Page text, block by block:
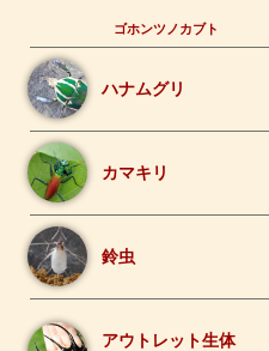
ゴホンツノカブト
ハナムグリ
カマキリ
鈴虫
アウトレット生体